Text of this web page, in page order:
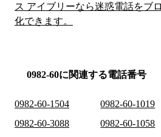
ス アイブリーなら迷惑電話をブ
化できます。
0982-60に関連する電話番号
0982-60-1504 0982-60-1019
0982-60-3088
0982-60-1058